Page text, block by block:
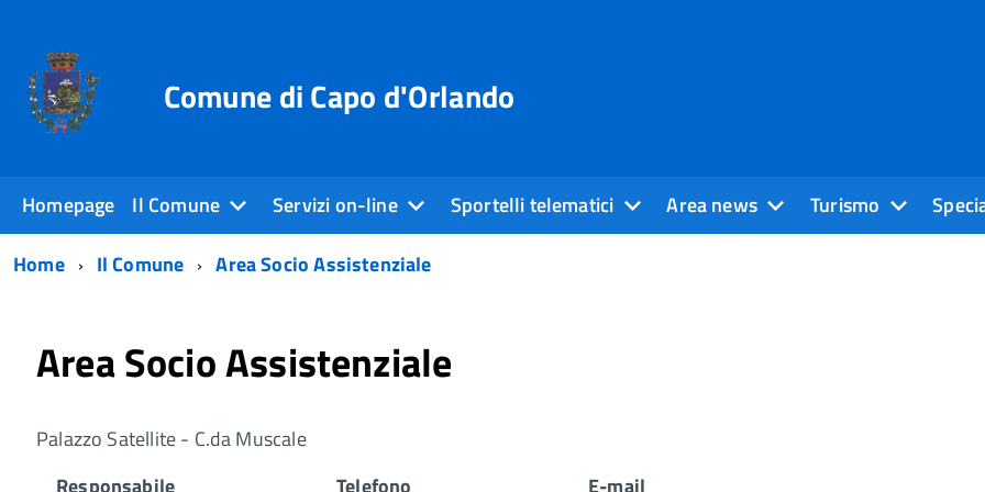
Comune di Capo d'Orlando
Homepage Il Comune Servizi on-line Sportelli telematici Area news Turismo
Home
Il Comune Area Socio Assistenziale
Area Socio Assistenziale
Palazzo Satellite - C.da Muscale
Responsabile
Telefono E-mail